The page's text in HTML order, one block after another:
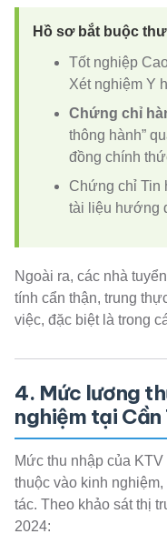
Hồ sơ bắt buộc
Tốt nghiệp
Xét nghiệm Y
Chứng chỉ
thông hành”
đồng chính
Chứng chỉ Tin
tài liệu hướng
Ngoài ra, các nhà
tính cẩn thận, trung
việc, đặc biệt là trong
4. Mức lương
nghiệm tại Cần
Mức thu nhập của
thuộc vào kinh
tác. Theo khảo sát thị
2024: